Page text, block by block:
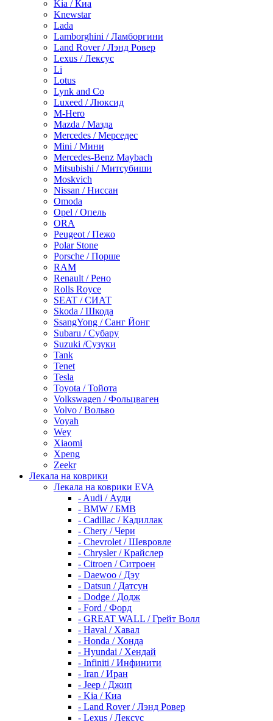
Kia / Киа
Knewstar
Lada
Lamborghini / Ламборгини
Land Rover / Лэнд Ровер
Lexus / Лексус
Li
Lotus
Lynk and Co
Luxeed / Люксид
M-Hero
Mazda / Мазда
Mercedes / Мерседес
Mini / Мини
Mercedes-Benz Maybach
Mitsubishi / Митсубиши
Moskvich
Nissan / Ниссан
Omoda
Opel / Опель
ORA
Peugeot / Пежо
Polar Stone
Porsche / Порше
RAM
Renault / Рено
Rolls Royce
SEAT / СИАТ
Skoda / Шкода
SsangYong / Санг Йонг
Subaru / Субару
Suzuki /Сузуки
Tank
Tenet
Tesla
Toyota / Тойота
Volkswagen / Фольцваген
Volvo / Вольво
Voyah
Wey
Xiaomi
Xpeng
Zeekr
Лекала на коврики
Лекала на коврики EVA
- Audi / Ауди
- BMW / БМВ
- Cadillac / Кадиллак
- Chery / Чери
- Chevrolet / Шевровле
- Chrysler / Крайслер
- Citroen / Ситроен
- Daewoo / Дэу
- Datsun / Датсун
- Dodge / Додж
- Ford / Форд
- GREAT WALL / Грейт Волл
- Haval / Хавал
- Honda / Хонда
- Hyundai / Хендай
- Infiniti / Инфинити
- Iran / Иран
- Jeep / Джип
- Kia / Киа
- Land Rover / Лэнд Ровер
- Lexus / Лексус